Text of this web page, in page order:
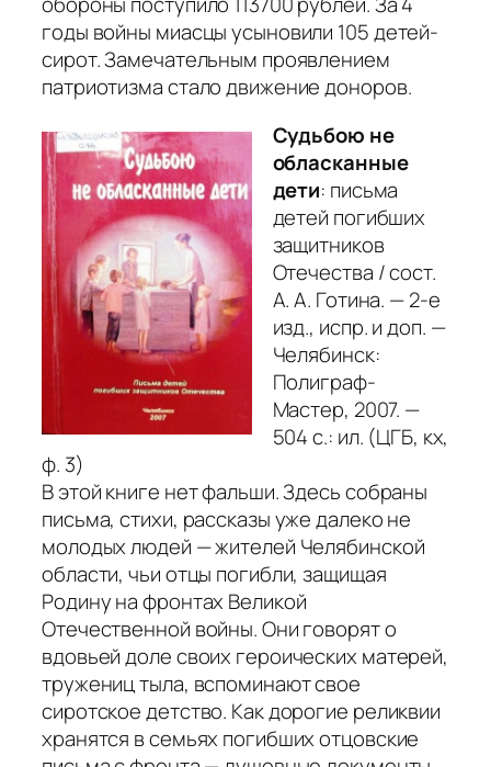
годы войны миасцы усыновили 105 детей-
сирот. Замечательным проявлением
патриотизма стало движение доноров.
Судьбою не
обласканные
дети: письма
детей погибших
защитников
Отечества / сост.
А. А. Готина. — 2-е
изд., испр. и доп. —
Челябинск:
Полиграф-
Мастер, 2007. —
504 с.: ил. (ЦГБ, кх,
ф. 3)
В этой книге нет фальши. Здесь собраны
письма, стихи, рассказы уже далеко не
молодых людей — жителей Челябинской
области, чьи отцы погибли, защищая
Родину на фронтах Великой
Отечественной войны. Они говорят о
вдовьей доле своих героических матерей,
тружениц тыла, вспоминают свое
сиротское детство. Как дорогие реликвии
хранятся в семьях погибших отцовские